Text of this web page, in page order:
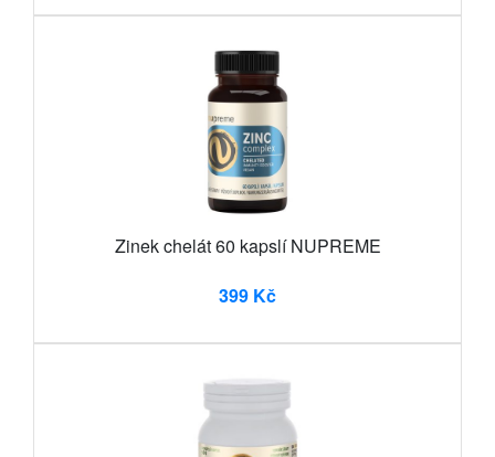
Zinek chelát 60 kapslí NUPREME
399 Kč